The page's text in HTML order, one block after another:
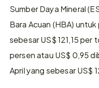
Sumber Daya Mineral
Bara Acuan (HBA)
sebesar US$ 121,15 per
persen atau US$ 0,95
April yang sebesar US$